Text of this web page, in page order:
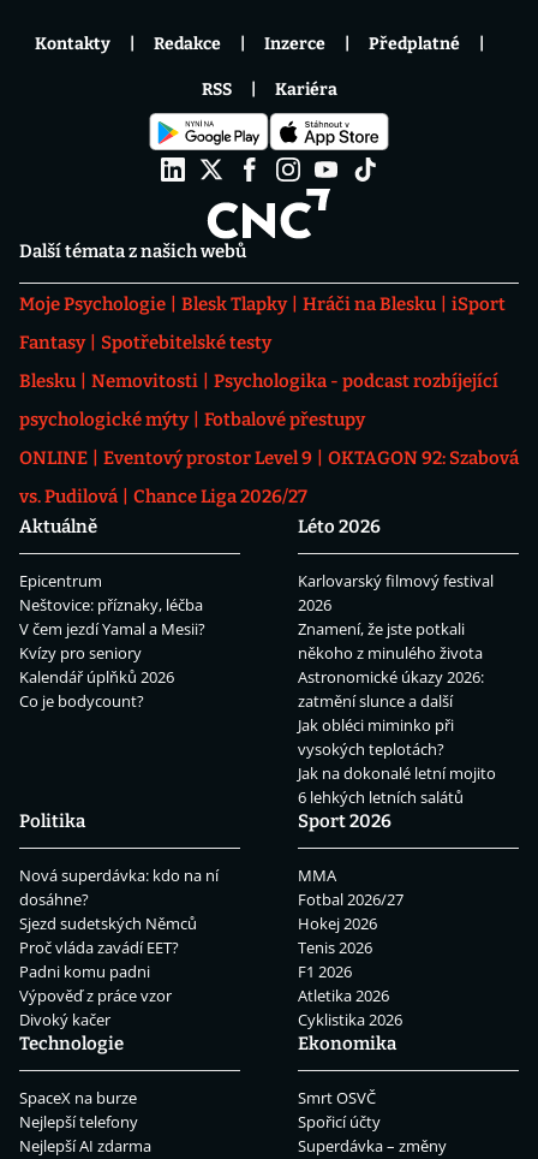
Další témata z našich webů
Moje Psychologie Blesk Tlapky Hráči na Blesku
iSport
Fantasy
Spotřebitelské testy
Blesku
Nemovitosti
Psychologika - podcast rozbíjející
psychologické mýty
Fotbalové přestupy
ONLINE
Eventový prostor Level 9
OKTAGON 92: Szabová
vs. Pudilová
Chance Liga 2026/27
Aktuálně
Epicentrum
Neštovice: příznaky, léčba
V čem jezdí Yamal a Mesii?
Kvízy pro seniory
Kalendář úplňků 2026
Co je bodycount?
Léto 2026
Karlovarský filmový festival
2026
Znamení, že jste potkali
někoho z minulého života
Astronomické úkazy 2026:
zatmění slunce a další
Jak obléci miminko při
vysokých teplotách?
Jak na dokonalé letní mojito
6 lehkých letních salátů
Politika
Nová superdávka: kdo na ní
dosáhne?
Sjezd sudetských Němců
Proč vláda zavádí EET?
Padni komu padni
Výpověď z práce vzor
Divoký kačer
Sport 2026
MMA
Fotbal 2026/27
Hokej 2026
Tenis 2026
F1 2026
Atletika 2026
Cyklistika 2026
Technologie
SpaceX na burze
Nejlepší telefony
Nejlepší AI zdarma
Ekonomika
Smrt OSVČ
Spořicí účty
Superdávka – změny
Kontakty Redakce Inzerce Předplatné
RSS Kariéra